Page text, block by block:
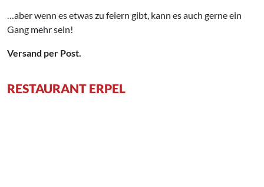
…aber wenn es etwas zu feiern gibt, kann es auch gerne ein
Gang mehr sein!
Versand per Post.
RESTAURANT ERPEL